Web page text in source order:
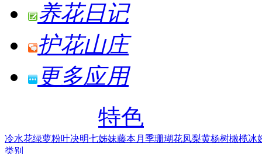
养花日记
护花山庄
更多应用
特色
冷水花绿萝粉叶决明七姊妹藤本月季珊瑚花凤梨黄杨树橄榄冰
类别